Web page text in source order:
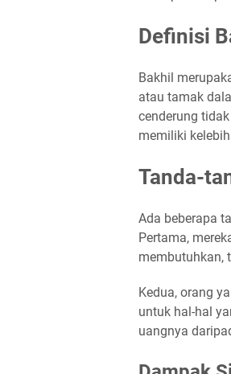
Definisi
Bakhil
atau tamak
cenderung
memiliki
Tanda-
Ada beberapa
Pertama,
membutuhkan,
Kedua, orang
untuk hal-hal
uangnya